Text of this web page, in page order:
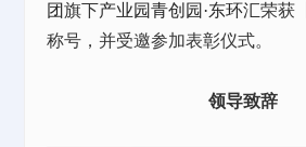
团旗下产业园青创园·东环汇荣获
称号，并受邀参加表彰仪式。
领导致辞